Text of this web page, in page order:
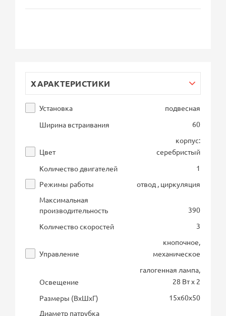
ХАРАКТЕРИСТИКИ
Установка
подвесная
Ширина встраивания
60
Цвет
корпус:
серебристый
Количество двигателей
1
Режимы работы
отвод , циркуляция
Максимальная
производительность
390
Количество скоростей
3
Управление
кнопочное,
механическое
Освещение
галогенная лампа,
28 Вт х 2
Размеры (ВхШхГ)
15х60х50
Диаметр патрубка